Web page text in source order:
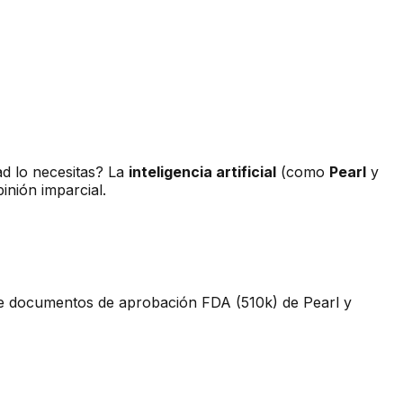
lo necesitas? La inteligencia artificial (como Pearl y
imparcial.
documentos de aprobación FDA (510k) de Pearl y